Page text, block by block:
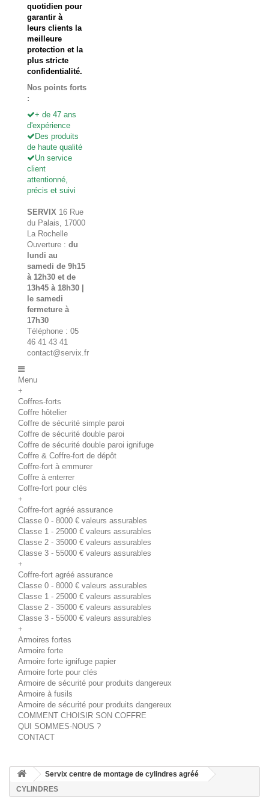
quotidien pour
garantir à
leurs clients la
meilleure
protection et la
plus stricte
confidentialité.
Nos points forts
:
+ de 47 ans
d'expérience
Des produits
de haute qualité
Un service
client
attentionné,
précis et suivi
SERVIX 16 Rue
du Palais, 17000
La Rochelle
Ouverture : du
lundi au
samedi de 9h15
à 12h30 et de
13h45 à 18h30 |
le samedi
fermeture à
17h30
Téléphone : 05
46 41 43 41
contact@servix.fr
Menu
+
Coffres-forts
Coffre hôtelier
Coffre de sécurité simple paroi
Coffre de sécurité double paroi
Coffre de sécurité double paroi ignifuge
Coffre & Coffre-fort de dépôt
Coffre-fort à emmurer
Coffre à enterrer
Coffre-fort pour clés
+
Coffre-fort agréé assurance
Classe 0 - 8000 € valeurs assurables
Classe 1 - 25000 € valeurs assurables
Classe 2 - 35000 € valeurs assurables
Classe 3 - 55000 € valeurs assurables
+
Coffre-fort agréé assurance
Classe 0 - 8000 € valeurs assurables
Classe 1 - 25000 € valeurs assurables
Classe 2 - 35000 € valeurs assurables
Classe 3 - 55000 € valeurs assurables
+
Armoires fortes
Armoire forte
Armoire forte ignifuge papier
Armoire forte pour clés
Armoire de sécurité pour produits dangereux
Armoire à fusils
Armoire de sécurité pour produits dangereux
COMMENT CHOISIR SON COFFRE
QUI SOMMES-NOUS ?
CONTACT
Servix centre de montage de cylindres agréé
CYLINDRES